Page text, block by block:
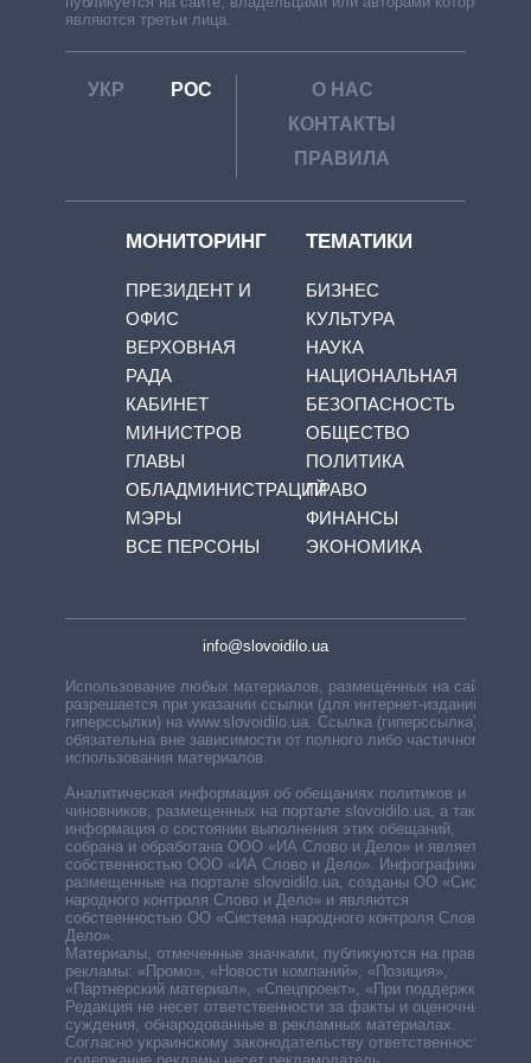
являются третьи лица.
УКР РОС
О НАС
КОНТАКТЫ
ПРАВИЛА
МОНИТОРИНГ
ПРЕЗИДЕНТ И
ОФИС
ВЕРХОВНАЯ
РАДА
КАБИНЕТ
МИНИСТРОВ
ГЛАВЫ
ОБЛАДМИНИСТРАЦИЙ
МЭРЫ
ВСЕ ПЕРСОНЫ
ТЕМАТИКИ
БИЗНЕС
КУЛЬТУРА
НАУКА
НАЦИОНАЛЬНАЯ
БЕЗОПАСНОСТЬ
ОБЩЕСТВО
ПОЛИТИКА
ПРАВО
ФИНАНСЫ
ЭКОНОМИКА
info@slovoidilo.ua
Использование любых материалов, размещённых на сайте,
разрешается при указании ссылки (для интернет-изданий —
гиперссылки) на www.slovoidilo.ua. Ссылка (гиперссылка)
обязательна вне зависимости от полного либо частичного
использования материалов.
Аналитическая информация об обещаниях политиков и
чиновников, размещенных на портале slovoidilo.ua, а также
информация о состоянии выполнения этих обещаний,
собрана и обработана ООО «ИА Слово и Дело» и является
собственностью ООО «ИА Слово и Дело». Инфографики,
размещенные на портале slovoidilo.ua, созданы ОО «Система
народного контроля Слово и Дело» и являются
собственностью ОО «Система народного контроля Слово и
Дело».
Материалы, отмеченные значками, публикуются на правах
рекламы: «Промо», «Новости компаний», «Позиция»,
«Партнерский материал», «Спецпроект», «При поддержке».
Редакция не несет ответственности за факты и оценочные
суждения, обнародованные в рекламных материалах.
Согласно украинскому законодательству ответственность за